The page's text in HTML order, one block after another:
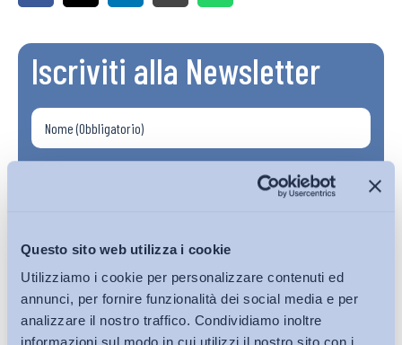
Questo sito web utilizza i cookie
Utilizziamo i cookie per personalizzare contenuti ed
annunci, per fornire funzionalità dei social media e per
analizzare il nostro traffico. Condividiamo inoltre
Iscriviti alla Newsletter